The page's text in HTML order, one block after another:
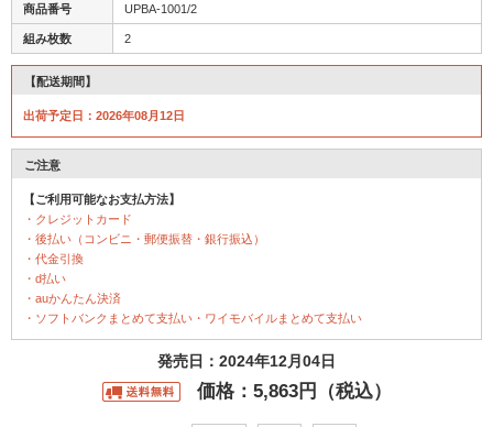
商品番号 UPBA-1001/2
組み枚数 2
【配送期間】
出荷予定日：2026年08月12日
ご注意
【ご利用可能なお支払方法】
・クレジットカード
・後払い（コンビニ・郵便振替・銀行振込）
・代金引換
・d払い
・auかんたん決済
・ソフトバンクまとめて支払い・ワイモバイルまとめて支払い
発売日：2024年12月04日
価格：5,863円（税込）